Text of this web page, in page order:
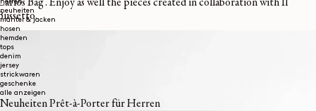
herren
neuheiten
mäntel & jacken
hosen
hemden
tops
denim
jersey
strickwaren
geschenke
alle anzeigen
Neuheiten Prêt-à-Porter für Herren
Bag . Enjoy as well the pieces created in collaboration with Il